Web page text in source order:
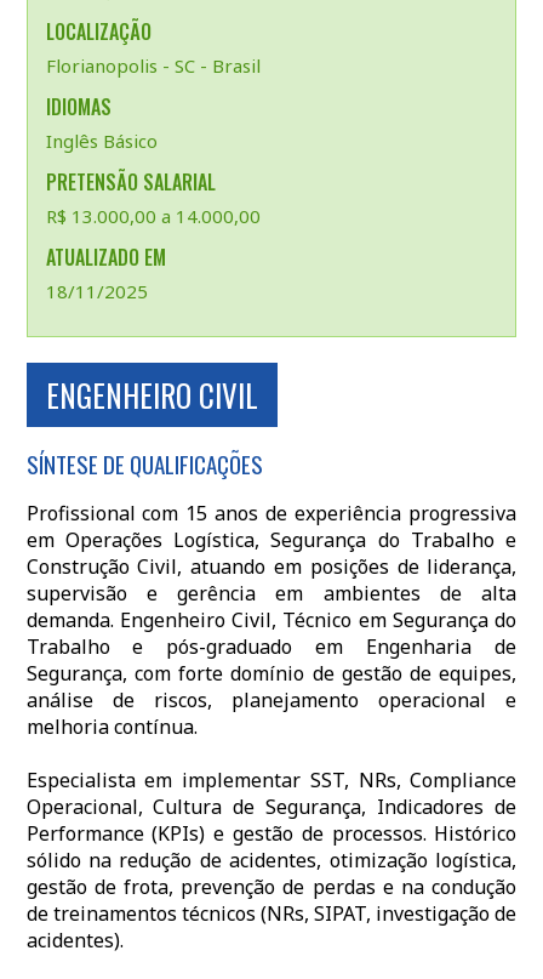
LOCALIZAÇÃO
Florianopolis - SC - Brasil
IDIOMAS
Inglês Básico
PRETENSÃO SALARIAL
R$ 13.000,00 a 14.000,00
ATUALIZADO EM
18/11/2025
ENGENHEIRO CIVIL
SÍNTESE DE QUALIFICAÇÕES
Profissional com 15 anos de experiência progressiva
em Operações Logística, Segurança do Trabalho e
Construção Civil, atuando em posições de liderança,
supervisão e gerência em ambientes de alta
demanda. Engenheiro Civil, Técnico em Segurança do
Trabalho e pós-graduado em Engenharia de
Segurança, com forte domínio de gestão de equipes,
análise de riscos, planejamento operacional e
melhoria contínua.
Especialista em implementar SST, NRs, Compliance
Operacional, Cultura de Segurança, Indicadores de
Performance (KPIs) e gestão de processos. Histórico
sólido na redução de acidentes, otimização logística,
gestão de frota, prevenção de perdas e na condução
de treinamentos técnicos (NRs, SIPAT, investigação de
acidentes).